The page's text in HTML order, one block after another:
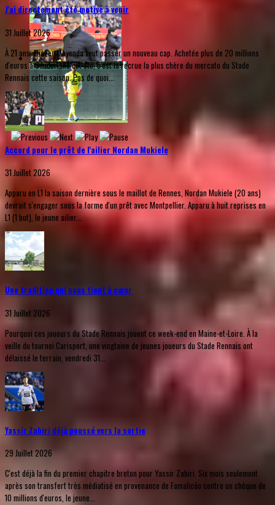
J'ai directement été motivé à venir
31 Juillet 2026
À 21 ans, Eliezer Mayenda veut passer un nouveau cap. Achetée plus de 20 millions
d'euros à Sunderland cet été, c'est la recrue la plus chère du mercato du Stade
Rennais cette saison. Pas de quoi...
Accord pour le prêt de l'ailier Nordan Mukiele
31 Juillet 2026
Apparu en L1 la saison dernière sous le maillot de Rennes, Nordan Mukiele (20 ans)
devrait s'engager sous la forme d'un prêt avec Montpellier. Apparu à huit reprises en
L1 (1 but), le jeune ailier...
Une tradition qui nous tient à cœur
31 Juillet 2026
Pourquoi ces joueurs du Stade Rennais jouent ce week-end en Maine-et-Loire. À la
veille du tournoi Carisport, une vingtaine de jeunes joueurs du Stade Rennais ont
délaissé le terrain, vendredi 31...
Yassir Zabiri déjà poussé vers la sortie
29 Juillet 2026
C'est déjà la fin du premier chapitre breton pour Yassir Zabiri. Six mois seulement
après son transfert très médiatisé en provenance de Famalicão contre un chèque de
10 millions d'euros, le jeune...